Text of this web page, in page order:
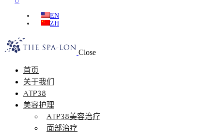
EN
ZH
Close
首页
关于我们
ATP38
美容护理
ATP38美容治疗
面部治疗